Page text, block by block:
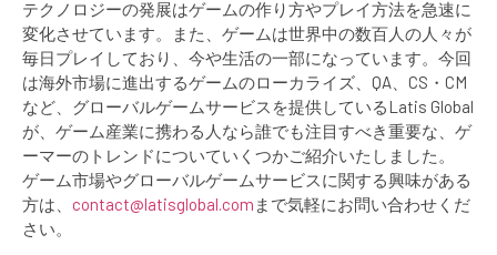
テクノロジーの発展はゲームの作り方やプレイ方法を急速に
変化させています。また、ゲームは世界中の数百人の人々が
毎日プレイしており、今や生活の一部になっています。今回
は海外市場に進出するゲームのローカライズ、QA、CS・CM
など、グローバルゲームサービスを提供しているLatis Global
が、ゲーム産業に携わる人なら誰でも注目すべき重要な、ゲ
ーマーのトレンドについていくつかご紹介いたしました。
ゲーム市場やグローバルゲームサービスに関する興味がある
方は、 contact@latisglobal.com まで気軽にお問い合わせくだ
さい。